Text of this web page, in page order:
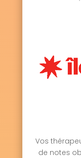
Vos
de notes